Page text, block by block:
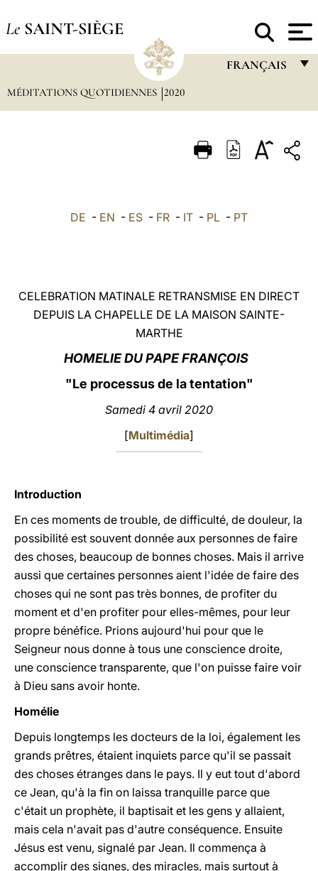
Le SAINT-SIÈGE
FRANÇAIS
ITALIANO
中文
MÉDITATIONS QUOTIDIENNES 2020
DE - EN - ES - FR - IT - PL - PT
CELEBRATION MATINALE RETRANSMISE EN DIRECT
DEPUIS LA CHAPELLE DE LA MAISON SAINTE-
MARTHE
HOMELIE DU PAPE FRANÇOIS
"Le processus de la tentation"
Samedi 4 avril 2020
[Multimédia]
Introduction
En ces moments de trouble, de difficulté, de douleur, la
possibilité est souvent donnée aux personnes de faire
des choses, beaucoup de bonnes choses. Mais il arrive
aussi que certaines personnes aient l'idée de faire des
choses qui ne sont pas très bonnes, de profiter du
moment et d'en profiter pour elles-mêmes, pour leur
propre bénéfice. Prions aujourd'hui pour que le
Seigneur nous donne à tous une conscience droite,
une conscience transparente, que l'on puisse faire voir
à Dieu sans avoir honte.
Homélie
Depuis longtemps les docteurs de la loi, également les
grands prêtres, étaient inquiets parce qu'il se passait
des choses étranges dans le pays. Il y eut tout d'abord
ce Jean, qu'à la fin on laissa tranquille parce que
c'était un prophète, il baptisait et les gens y allaient,
mais cela n'avait pas d'autre conséquence. Ensuite
Jésus est venu, signalé par Jean. Il commença à
accomplir des signes, des miracles, mais surtout à